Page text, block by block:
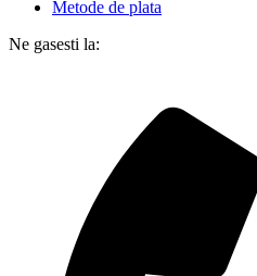
Metode de plata
Ne gasesti la: